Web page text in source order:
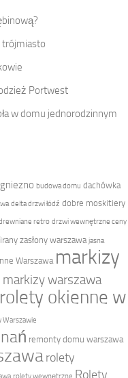
trójmiasto
Portwest
w domu jednorodzinnym
budowa domu dachówka
delta drzwi łódź dobre moskitiery
retro drzwi wewnętrzne ceny
zasłony warszawa jasna
Warszawa markizy
markizy warszawa
okienne w
Warszawie
remonty domu warszawa
rolety
Rolety